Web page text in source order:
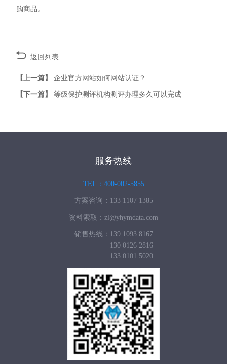
购商品。
返回列表
【上一篇】企业官方网站如何网站认证？
【下一篇】等级保护测评机构测评办理多久可以完成
服务热线
TEL：400-002-5855
方案咨询：133 1107 1385
资料索取：zl@yhymdata.com
销售热线：139 1093 8167
130 0126 2816
133 0101 5020